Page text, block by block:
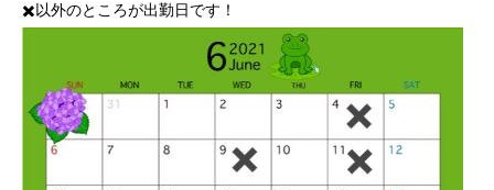
✖️以外のところが出勤日です！